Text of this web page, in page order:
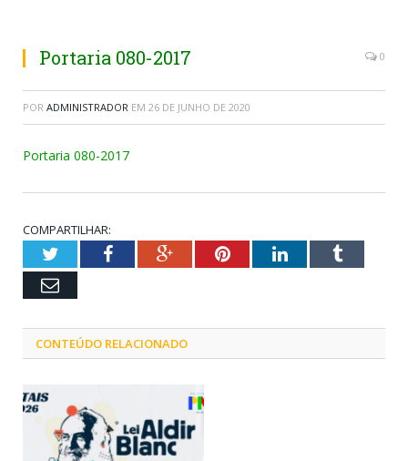
Portaria 080-2017 0
POR ADMINISTRADOR EM 26 DE JUNHO DE 2020
Portaria 080-2017
COMPARTILHAR:
TwitterFacebookGoogle+PinterestLinkedInTumblr
Email
CONTEÚDO RELACIONADO